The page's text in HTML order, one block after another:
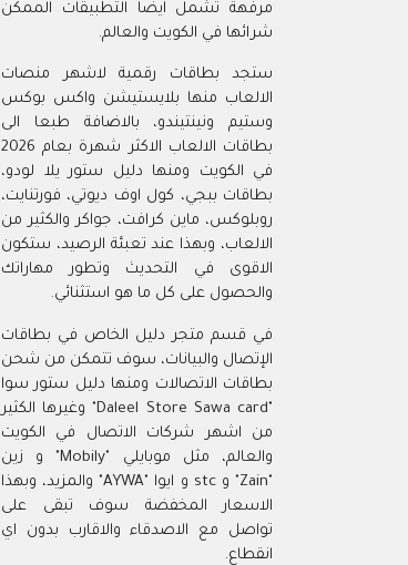
مرفهة تشمل ايضا التطبيقات الممكن
شرائها في الكويت والعالم.
ستجد بطاقات رقمية لاشهر منصات
الالعاب منها بلايستيشن واكس بوكس
وستيم ونينتيندو، بالاضافة طبعا الى
بطاقات الالعاب الاكثر شهرة بعام 2026
في الكويت ومنها دليل ستور يلا لودو،
بطاقات ببجي، كول اوف ديوتي، فورتنايت،
روبلوكس، ماين كرافت، جواكر والكثير من
الالعاب، وبهذا عند تعبئة الرصيد، ستكون
الاقوى في التحديث وتطور مهاراتك
والحصول على كل ما هو استثنائي.
في قسم متجر دليل الخاص في بطاقات
الإتصال والبيانات، سوف تتمكن من شحن
بطاقات الاتصالات ومنها دليل ستور سوا
"Daleel Store Sawa card" وغيرها الكثير
من اشهر شركات الاتصال في الكويت
والعالم، مثل موبايلي "Mobily" و زين
"Zain" و stc و ايوا "AYWA" والمزيد، وبهذا
الاسعار المخفضة سوف تبقى على
تواصل مع الاصدقاء والاقارب بدون اي
انقطاع.